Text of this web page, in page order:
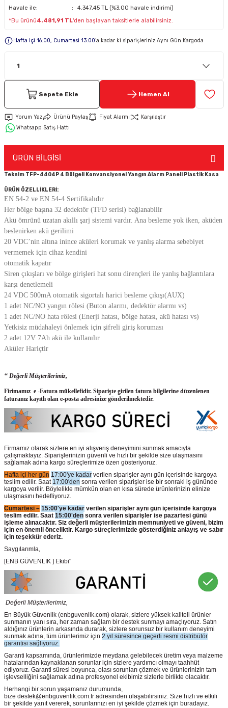
Havale ile:
4.347,45 TL (%3,00 havale indirimi)
*Bu ürünü4.481,91 TL'den başlayan taksitlerle alabilirsiniz.
Hafta içi 16:00, Cumartesi 13:00’a kadar ki siparişleriniz Aynı Gün Kargoda
Sepete Ekle Hemen Al
Yorum Yaz Ürünü Paylaş Fiyat Alarmı
Karşılaştır
Whatsapp Satış Hattı
ÜRÜN BİLGİSİ
Teknim TFP-4404P 4 Bölgeli Konvansiyonel Yangın Alarm Paneli Plastik Kasa
ÜRÜN ÖZELLİKLERİ:
EN 54-2 ve EN 54-4 Sertifikalıdır
Her bölge başına 32 dedektör (TFD serisi) bağlanabilir
Akü ömrünü uzatan akıllı şarj sistemi vardır. Ana besleme yok iken, aküden
beslenirken akü gerilimi
20 VDC’nin altına inince aküleri korumak ve yanlış alarma sebebiyet
vermemek için cihaz kendini
otomatik kapatır
Siren çıkışları ve bölge girişleri hat sonu dirençleri ile yanlış bağlantılara
karşı denetlemeli
24 VDC 500mA otomatik sigortalı harici besleme çıkışı(AUX)
1 adet NC/NO yangın rölesi (Buton alarmı, dedektör alarmı vs)
1 adet NC/NO hata rölesi (Enerji hatası, bölge hatası, akü hatası vs)
Yetkisiz müdahaleyi önlemek için şifreli giriş koruması
2 adet 12V 7Ah akü ile kullanılır
Aküler Hariçtir
‘‘ Değerli Müşterilerimiz,
Firimamız e -Fatura mükellefidir. Siparişte girilen fatura bilgilerine düzenlenen
faturanız kayıtlı olan e-posta adresinize gönderilmektedir.
Firmamız olarak sizlere en iyi alışveriş deneyimini sunmak amacıyla
çalışmaktayız. Siparişlerinizin güvenli ve hızlı bir şekilde size ulaşmasını
sağlamak adına kargo süreçlerimize özen gösteriyoruz.
Hafta içi her gün 17:00'ye kadar verilen siparişler aynı gün içerisinde kargoya
teslim edilir. Saat 17:00'den sonra verilen siparişler ise bir sonraki iş gününde
kargoya verilir. Böylelikle mümkün olan en kısa sürede ürünlerinizin elinize
ulaşmasını hedefliyoruz.
Cumartesi – 15:00'ye kadar verilen siparişler aynı gün içerisinde kargoya
teslim edilir. Saat 15:00'den sonra verilen siparişler ise pazartesi günü
işleme alınacaktır. Siz değerli müşterilerimizin memnuniyeti ve güveni, bizim
için en önemli önceliktir. Kargo süreçlerimizde gösterdiğiniz anlayış ve sabır
için teşekkür ederiz.
Saygılarımla,
[ENB GÜVENLİK ] Ekibi"
Değerli Müşterilerimiz,
En Büyük Güvenlik (enbguvenlik.com) olarak, sizlere yüksek kaliteli ürünler
sunmanın yanı sıra, her zaman sağlam bir destek sunmayı amaçlıyoruz. Satın
aldığınız ürünlerin arkasında durarak, sizlere sorunsuz bir kullanım deneyimi
sunmak adına, tüm ürünlerimiz için 2 yıl süresince geçerli resmi distribütör
garantisi sağlıyoruz.
Garanti kapsamında, ürünlerimizde meydana gelebilecek üretim veya malzeme
hatalarından kaynaklanan sorunlar için sizlere yardımcı olmayı taahhüt
ediyoruz. Garanti süresi boyunca, olası sorunları çözmek ve ürünlerinizin tam
işlevselliğini sağlamak adına profesyonel ekibimiz sizlerle birlikte olacaktır.
Herhangi bir sorun yaşamanız durumunda,
bize destek@enbguvenlik.com.tr adresinden ulaşabilirsiniz. Size hızlı ve etkili
bir şekilde yanıt vererek, sorunlarınızı en iyi şekilde çözmek için buradayız.